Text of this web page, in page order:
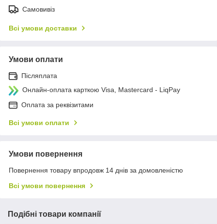
Самовивіз
Всі умови доставки
Умови оплати
Післяплата
Онлайн-оплата карткою Visa, Mastercard - LiqPay
Оплата за реквізитами
Всі умови оплати
Умови повернення
Повернення товару впродовж 14 днів за домовленістю
Всі умови повернення
Подібні товари компанії